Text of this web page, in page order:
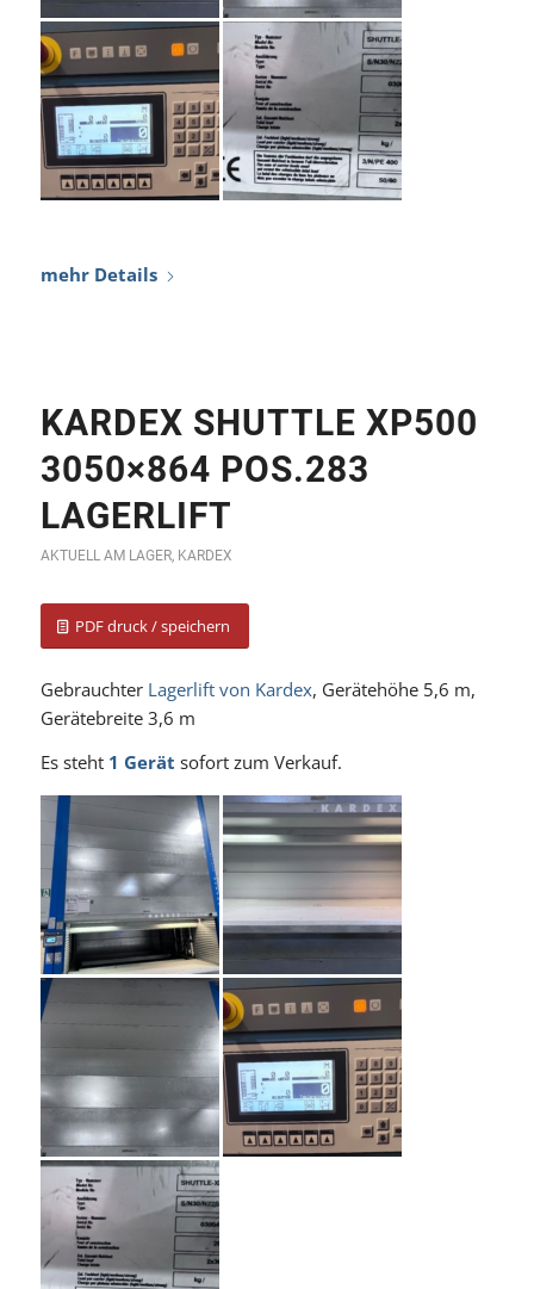
KARDEX SHUTTLE XP500
3050×864 POS.283
LAGERLIFT
AKTUELL AM LAGER, KARDEX
PDF druck / speichern
Gebrauchter Lagerlift von Kardex, Gerätehöhe 5,6 m,
Gerätebreite 3,6 m
Es steht1 Gerät sofort zum Verkauf.